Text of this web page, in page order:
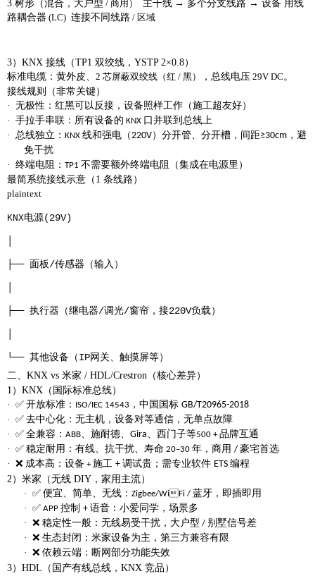
3.树形（混合，大户型 / 商用） 主干线 → 多个分支线路 → 设备 用线
路耦合器 (LC) 连接不同线路 / 区域
3）KNX 接线（TP1 双绞线，YSTP 2×0.8）
标准电缆： 黄外皮、 2 芯屏蔽双绞线（红 / 黑） ，总线电压 29V DC。
接线规则（非常关键）
· 无极性 ：红黑可以反接，设备照样工作（施工超友好）
· 手拉手串联 ：所有设备的 KNX 口 并联到总线上
· 总线独立 ： KNX 线和强电（220V） 分开管、分开槽 ，间距≥30cm ，避
免干扰
· 终端电阻 ： TP1 不需要额外终端电阻（集成在电源里）
最简系统接线示意（ 1 条线路）
plaintext
KNX电源(29V)
├── 面板 /传感器（输入）
├── 执行器（继电器/调光/窗帘，接220V负载）
└── 其他设备（ IP网关、触摸屏等）
二、 KNX vs 米家 / HDL/Crestron（核心差异）
1）KNX（国际标准总线）
· ✅ 开放标准 ： ISO/IEC 14543 ，中国国标 GB/T20965-2018
· ✅ 去中心化 ：无主机，设备对等通信， 无单点故障
· ✅ 全兼容 ： ABB、施耐德、 Gira、西门子等500 +品牌互通
· ✅ 稳定耐用 ：有线、抗干扰、寿命 20–30 年，商用 / 豪宅首选
· ❌ 成本高 ：设备 +施工 + 调试贵；需专业软件 ETS 编程
2）米家（无线 DIY，家用主流）
· ✅ 便宜、简单、无线 ： Zigbee/WiFi / 蓝牙，即插即用
· ✅ APP 控制 + 语音 ：小爱同学，场景多
· ❌ 稳定性一般 ：无线易受干扰，大户型 / 别墅信号差
· ❌ 生态封闭 ：米家设备为主，第三方兼容有限
· ❌ 依赖云端 ：断网部分功能失效
3）HDL（国产有线总线，KNX 竞品）